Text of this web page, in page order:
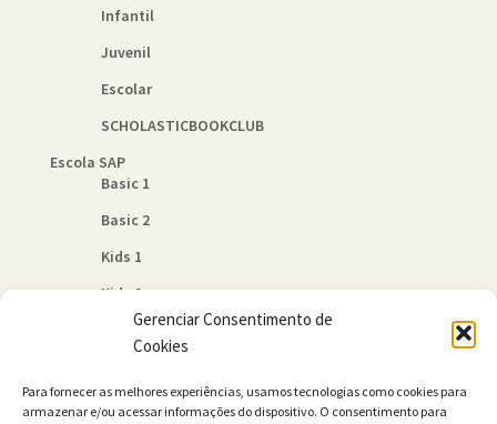
Gerenciar Consentimento de
Cookies
Para fornecer as melhores experiências, usamos tecnologias como cookies para
armazenar e/ou acessar informações do dispositivo. O consentimento para
Infantil
Juvenil
Escolar
SCHOLASTICBOOKCLUB
Escola SAP
Basic 1
Basic 2
Kids 1
Kids 2
Quem Somos
Contato